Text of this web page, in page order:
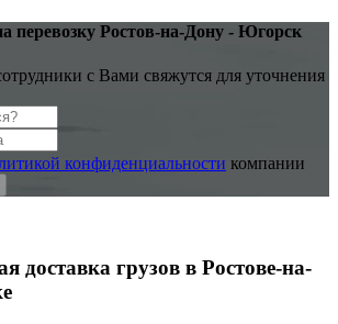
перевозку Ростов-на-Дону - Югорск
с Вами свяжутся для уточнения
конфиденциальности компании
доставка грузов в Ростове-на-